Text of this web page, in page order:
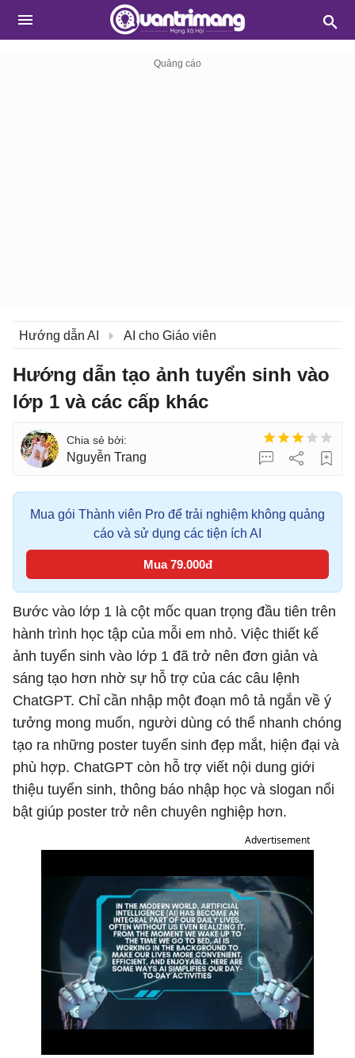
Hướng dẫn AI AI cho Giáo viên
Hướng dẫn tạo ảnh tuyển sinh vào
lớp 1 và các cấp khác
Nguyễn Trang
Mua gói Thành viên Pro để trải nghiệm không quảng
cáo và sử dụng các tiện ích AI
Mua 79.000đ
Bước vào lớp 1 là cột mốc quan trọng đầu tiên trên
hành trình học tập của mỗi em nhỏ. Việc thiết kế
ảnh tuyển sinh vào lớp 1 đã trở nên đơn giản và
sáng tạo hơn nhờ sự hỗ trợ của các câu lệnh
ChatGPT. Chỉ cần nhập một đoạn mô tả ngắn về ý
tưởng mong muốn, người dùng có thể nhanh chóng
tạo ra những poster tuyển sinh đẹp mắt, hiện đại và
phù hợp. ChatGPT còn hỗ trợ viết nội dung giới
thiệu tuyển sinh, thông báo nhập học và slogan nổi
bật giúp poster trở nên chuyên nghiệp hơn.
Advertisement